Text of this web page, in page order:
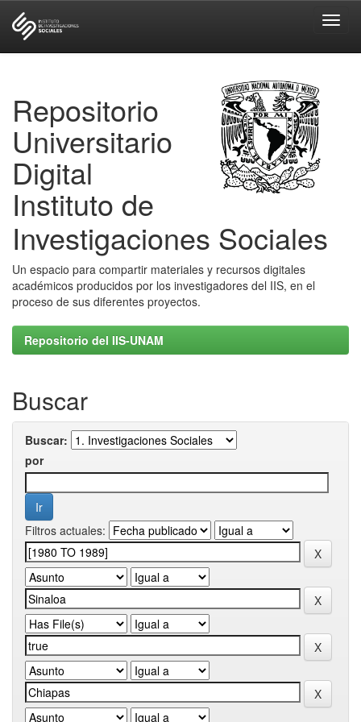
Repositorio
Universitario
Digital
Instituto de
Investigaciones Sociales
Un espacio para compartir materiales y recursos digitales
académicos producidos por los investigadores del IIS, en el
proceso de sus diferentes proyectos.
Repositorio del IIS-UNAM
Buscar
Buscar:
por
Filtros actuales: